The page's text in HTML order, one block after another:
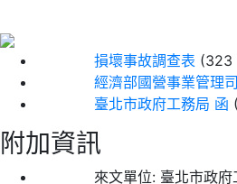
損壞事故調查表 (323
經濟部國營事業管理司
臺北市政府工務局 函
附加資訊
來文單位: 臺北市政府